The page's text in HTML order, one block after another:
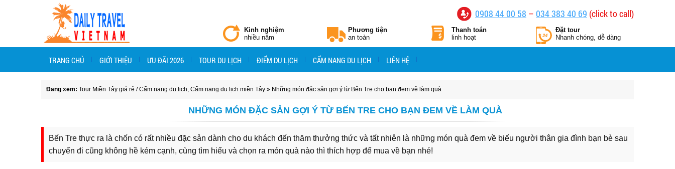
0908 44 00 58 – 034 383 40 69 (click to call)
Kinh nghiệm
nhiều năm
Phương tiện
an toàn
Thanh toán
linh hoạt
Đặt tour
Nhanh chóng, dễ dàng
TRANG CHỦ GIỚI THIỆU ƯU ĐÃI 2026 TOUR DU LỊCH ĐIỂM DU LỊCH CẨM NANG DU LỊCH LIÊN HỆ
Đang xem: Tour Miền Tây giá rẻ /Cẩm nang du lịch, Cẩm nang du lịch miền Tây » Những món đặc sản gợi ý từ Bến Tre cho bạn đem về làm quà
NHỮNG MÓN ĐẶC SẢN GỢI Ý TỪ BẾN TRE CHO BẠN ĐEM VỀ LÀM QUÀ
Bến Tre thực ra là chốn có rất nhiều đặc sản dành cho du khách đến thăm thưởng thức và tất nhiên là những món quà đem về biếu người thân gia đình bạn bè sau
chuyến đi cũng không hề kém cạnh, cùng tìm hiểu và chọn ra món quà nào thì thích hợp để mua về bạn nhé!